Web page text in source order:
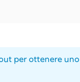
per ottenere uno